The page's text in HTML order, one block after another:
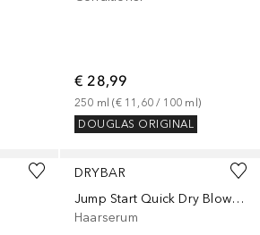
€ 28,99
250 ml (€ 11,60 / 100 ml)
DOUGLAS ORIGINAL
DRYBAR
Jump Start Quick Dry Blowout Serum
Haarserum